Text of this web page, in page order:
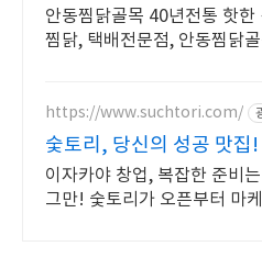
는녀석들 치킨랩소디 방영
안동찜닭골목 40년전통 핫한
찜닭, 택배전문점, 안동찜닭
https://www.suchtori.com/
숯토리, 당신의 성공 맛집!
점 365일 만석!
이자카야 창업, 복잡한 준비는
그만! 숯토리가 오픈부터 마